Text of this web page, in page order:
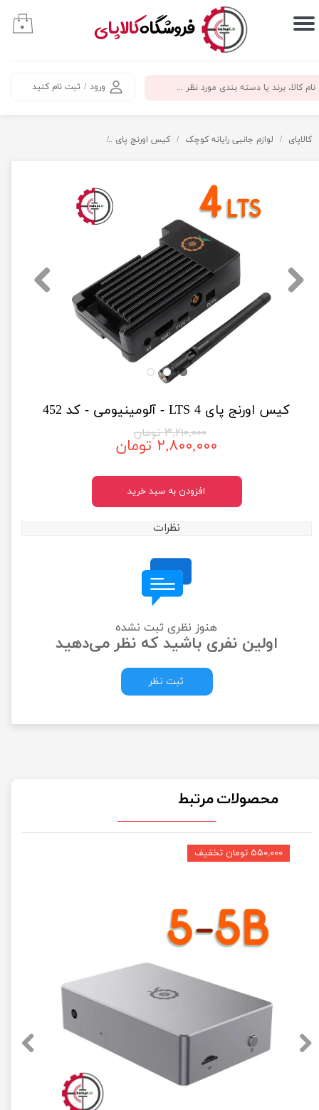
​فروشگاهکالاپای
ورود / ثبت نام کنید
حساب کاربری من
سفارشات
۰
کالاپای لوازم جانبی رایانه کوچک کیس اورنج پای
کیس اورنج پای 4 LTS - آلومینیومی - کد 452
۳,۲۱۰,۰۰۰ تومان
۲,۸۰۰,۰۰۰ تومان
افزودن به سبد خرید
نظرات
هنوز نظری ثبت نشده
اولین نفری باشید که نظر می‌دهید
ثبت نظر
محصولات مرتبط
۵۵۰,۰۰۰ تومان تخفیف